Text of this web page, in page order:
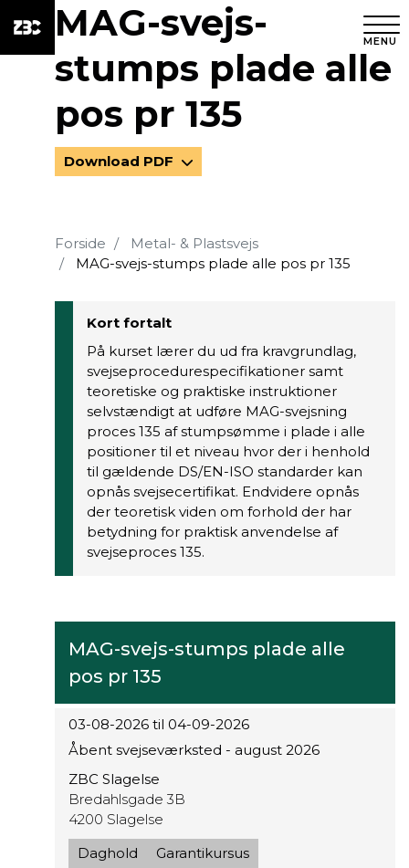
MENU
MAG-svejs-
stumps plade alle
pos pr 135
Download PDF
Forside
Metal- & Plastsvejs
MAG-svejs-stumps plade alle pos pr 135
Kort fortalt
På kurset lærer du ud fra kravgrundlag,
svejseprocedurespecifikationer samt
teoretiske og praktiske instruktioner
selvstændigt at udføre MAG-svejsning
proces 135 af stumpsømme i plade i alle
positioner til et niveau hvor der i henhold
til gældende DS/EN-ISO standarder kan
opnås svejsecertifikat. Endvidere opnås
der teoretisk viden om forhold der har
betydning for praktisk anvendelse af
svejseproces 135.
MAG-svejs-stumps plade alle
pos pr 135
03-08-2026 til 04-09-2026
Åbent svejseværksted - august 2026
ZBC Slagelse
Bredahlsgade 3B
4200 Slagelse
Daghold
Garantikursus